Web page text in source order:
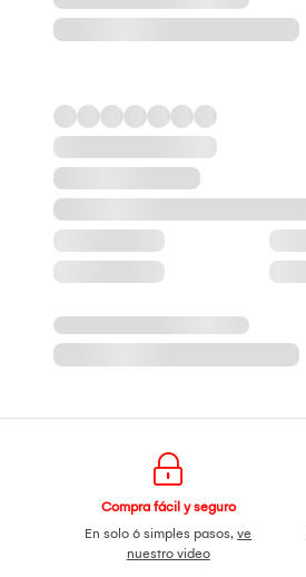
Compra fácil y seguro
En solo 6 simples pasos,ve
nuestro video